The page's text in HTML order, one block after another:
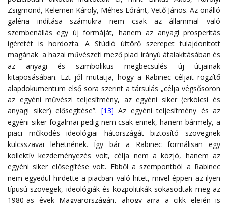
Zsigmond, Kelemen Károly, Méhes Lóránt, Vető János. Az önálló
galéria indítása számukra nem csak az állammal való
szembenállás egy új formáját, hanem az anyagi prosperitás
ígéretét is hordozta. A Stúdió úttörő szerepet tulajdonított
magának a hazai művészeti mező piaci irányú átalakításában és
az anyagi és szimbolikus megbecsülés új útjainak
kitaposásában. Ezt jól mutatja, hogy a Rabinec céljait rögzítő
alapdokumentum első sora szerint a társulás „célja végsősoron
az egyéni művészi teljesítmény, az egyéni siker (erkölcsi és
anyagi siker) elősegítése”. [13] Az egyéni teljesítmény és az
egyéni siker fogalmai pedig nem csak ennek, hanem bármely, a
piaci működés ideológiai hátországát biztosító szövegnek
kulcsszavai lehetnének. Így bár a Rabinec formálisan egy
kollektív kezdeményezés volt, célja nem a közjó, hanem az
egyéni siker elősegítése volt. Ebből a szempontból a Rabinec
nem egyedül hirdette a piacban való hitet, mivel éppen az ilyen
típusú szövegek, ideológiák és közpolitikák sokasodtak meg az
1980-as évek Magyarországán, ahogy arra a cikk elején is